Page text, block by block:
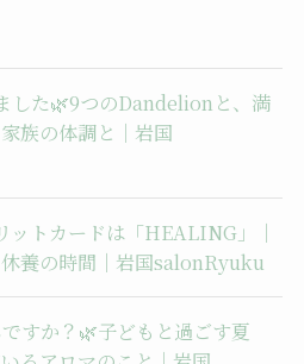
した🌿9つのDandelionと、満
族の体調と｜岩国
トカードは「HEALING」｜
養の時間｜岩国salonRyuku
すか？🌿子どもと過ごす夏